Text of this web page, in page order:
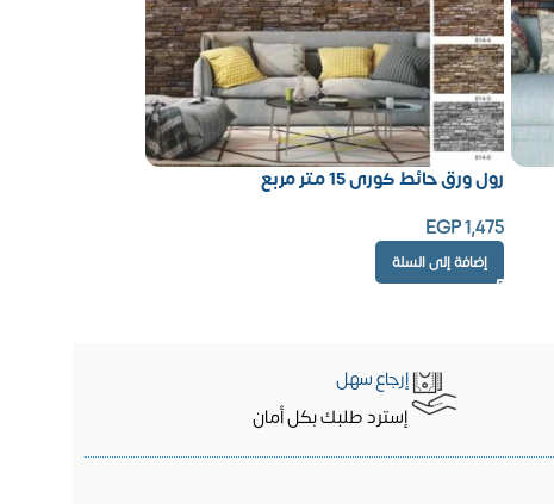
رول ورق حائط كورى 15 متر مربع
EGP1,475
إضافة إلى السلة
إرجاع سهل
إسترد طلبك بكل أمان